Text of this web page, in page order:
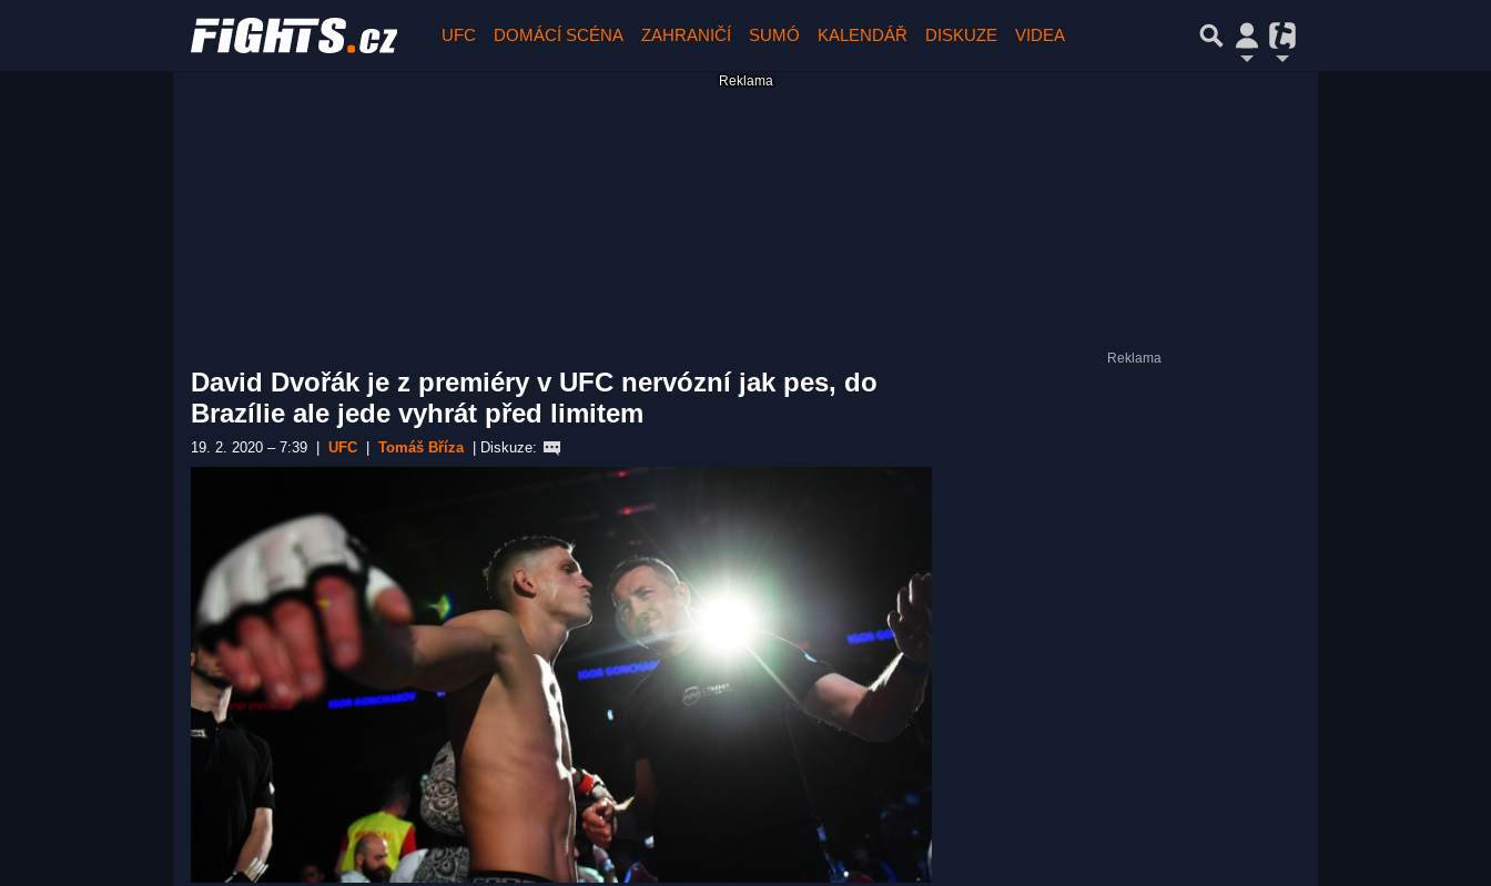
UFC DOMÁCÍ SCÉNA ZAHRANIČÍ SUMÓ KALENDÁŘ DISKUZE VIDEA
David Dvořák je z premiéry v UFC nervózní jak pes, do
Brazílie ale jede vyhrát před limitem
19. 2. 2020 – 7:39 UFC Tomáš Bříza Diskuze: